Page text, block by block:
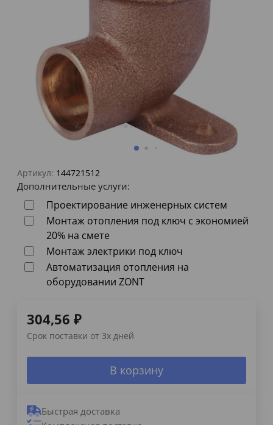
Артикул: 144721512
Дополнительные услуги:
Проектирование инженерных систем
Монтаж отопления под ключ с экономией
20% на смете
Монтаж электрики под ключ
Автоматизация отопления на
оборудовании ZONT
304,56 ₽
Срок поставки от 3х дней
В корзину
Быстрая доставка